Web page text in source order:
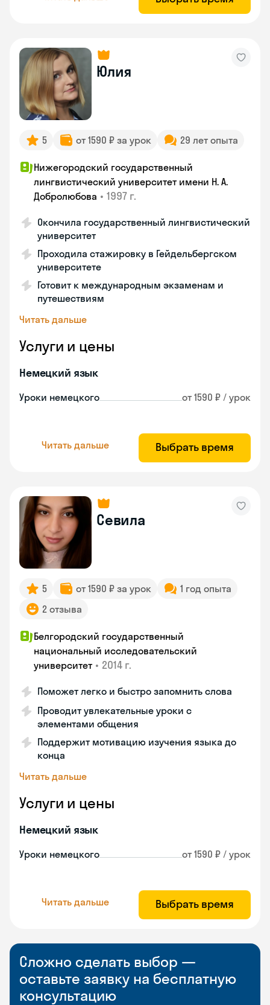
Юлия
5 от 1590 ₽ за урок 29 лет опыта
Нижегородский государственный
лингвистический университет имени Н. А.
Добролюбова • 1997 г.
Окончила государственный лингвистический
университет
Проходила стажировку в Гейдельбергском
университете
Готовит к международным экзаменам и
путешествиям
Читать дальше
Услуги и цены
Немецкий язык
Уроки немецкого от 1590 ₽ / урок
Читать дальше Выбрать время
Севила
5 от 1590 ₽ за урок
1 год опыта
2 отзыва
Белгородский государственный
национальный исследовательский
университет • 2014 г.
Поможет легко и быстро запомнить слова
Проводит увлекательные уроки с
элементами общения
Поддержит мотивацию изучения языка до
конца
Читать дальше
Услуги и цены
Немецкий язык
Уроки немецкого от 1590 ₽ / урок
Читать дальше Выбрать время
Сложно сделать выбор —
оставьте заявку на бесплатную
консультацию